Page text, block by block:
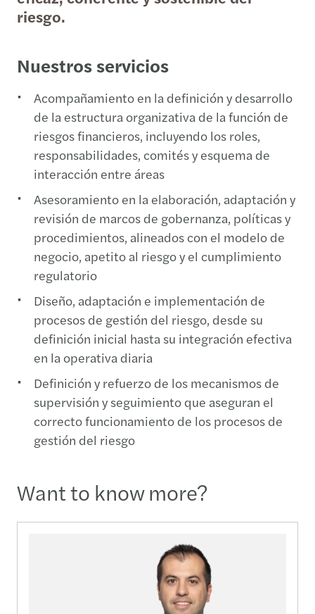
riesgo.
Nuestros servicios
Acompañamiento en la definición y desarrollo
de la estructura organizativa de la función de
riesgos financieros, incluyendo los roles,
responsabilidades, comités y esquema de
interacción entre áreas
Asesoramiento en la elaboración, adaptación y
revisión de marcos de gobernanza, políticas y
procedimientos, alineados con el modelo de
negocio, apetito al riesgo y el cumplimiento
regulatorio
Diseño, adaptación e implementación de
procesos de gestión del riesgo, desde su
definición inicial hasta su integración efectiva
en la operativa diaria
Definición y refuerzo de los mecanismos de
supervisión y seguimiento que aseguran el
correcto funcionamiento de los procesos de
gestión del riesgo
Want to know more?